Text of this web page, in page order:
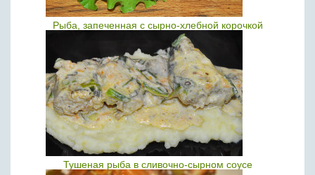
Рыба, запеченная с сырно-хлебной корочкой
Тушеная рыба в сливочно-сырном соусе